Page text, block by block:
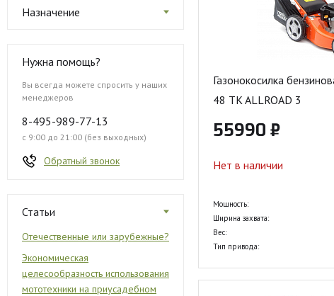
Назначение
Нужна помощь?
Вы всегда можете спросить у наших
менеджеров
8-495-989-77-13
с 9:00 до 21:00 (без выходных)
Обратный звонок
Статьи
Отечественные или зарубежные?
Экономическая
целесообразность использования
мототехники на приусадебном
Газонокосилка
48 TK ALLROAD 3
55990 ₽
Нет в наличии
Мощность:
Ширина захвата:
Вес:
Тип привода: